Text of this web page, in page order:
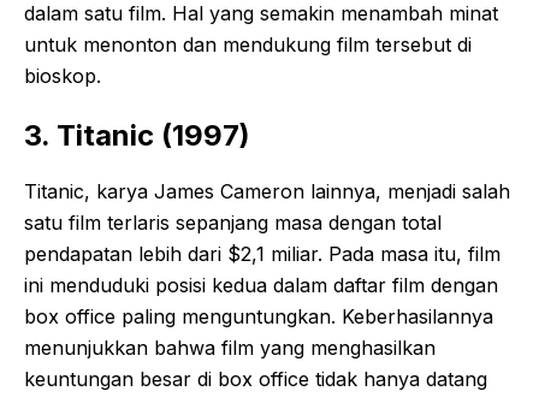
dalam satu film. Hal yang semakin menambah minat
untuk menonton dan mendukung film tersebut di
bioskop.
3. Titanic (1997)
Titanic, karya James Cameron lainnya, menjadi salah
satu film terlaris sepanjang masa dengan total
pendapatan lebih dari $2,1 miliar. Pada masa itu, film
ini menduduki posisi kedua dalam daftar film dengan
box office paling menguntungkan. Keberhasilannya
menunjukkan bahwa film yang menghasilkan
keuntungan besar di box office tidak hanya datang